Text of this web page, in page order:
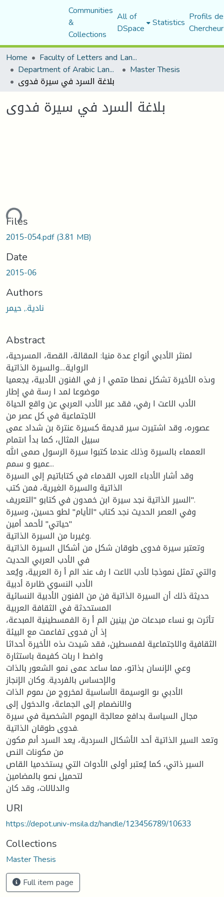
Communities
&
Collections
All of
DSpace Statistics Profils
Home
Faculty of Letters and Languages
Department of Arabic Language and Literature Master Thesis
بلاغة السرد في سيرة فدوى
بلاغة السرد في سيرة فدوى
Files
2015-054.pdf(3.81 MB)
Date
2015-06
Authors
نادية., حيمر
Abstract
لمنثر الأدبي أنواع عدة منيا: المقالة، القصة، المسرحية،
الرواية....والسيرة الذاتية
وىذه الأخيرة تشكل نمطا متمي ا ز في الفنون الأدبية، يجعميا
موضوعا لمد ا رسة في إطار
الأدب الاعت ا رفي، فقد عبر الأدب العربي عن واقع الحياة
الاجتماعية في كل عصر من
عصوره، وقد اشتيرت سير قديمة كسيرة عنترة بن شداد عمى
سبيل المثال، كما بدأ اىتمام
العمماء بالسيرة وذلك عندما كتبوا سيرة الرسول صمى الله
عميو و سمم...
وقد أشار الأدباء العرب القدماء في كتاباتيم إلى السيرة
الذاتية والسيرة الغيرية، فمن كتب
السير الذاتية نجد سيرة ابن خمدون في كتابو "التعريف".
وفي العصر الحديث نجد كتاب "الأيام" لطو حسين، وسيرة
"حياتي" لأحمد أمين
وغيرىا من السيرة الذاتية.
وتعتبر سيرة فدوى طوقان شكل من أشكال السيرة الذاتية
في الأدب العربي الحديث
والتي تمثل نموذجا لأدب الاعت ا رف عند الم أ رة العربية، ويُعد
الأدب النسوي ظاىرة أدبية
حديثة ذلك أن السيرة الذاتية فن من الفنون الأدبية النسائية
المستحدثة في الثقافة العربية
تأثرت بو نساء مبدعات من بينين الم أ رة الفمسطينية المبدعة،
إذ أن فدوى تفاعمت مع البيئة
الثقافية والاجتماعية لفمسطين، فقد شيدت ىذه الأخيرة أحداثا
واضط ا ربات كفيمة باستثارة
وعي الإنسان بذاتو، مما ساعد عمى نمو الشعور بالذات
والإحساس بالفردية. وكان الإنجاز
الأدبي ىو الوسيمة الأساسية لمخروج من ىموم الذات
والانضمام إلى الجماعة، والدخول إلى
مجال السياسة بدافع معالجة اليموم الشخصية في سيرة
فدوى طوقان الذاتية.
وتعد السير الذاتية أحد الأشكال السردية، يعد السرد أىم مكون
من مكونات النص
السير ذاتي، كما يُعتبر أولى الأدوات التي يستخدميا القاص
لتحميل نصو بالمضامين
والدلالات، وقد كان
URI
https://depot.univ-msila.dz/handle/123456789/10633
Collections
Master Thesis
Full item page